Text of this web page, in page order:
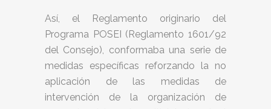
Así, el Reglamento originario del
Programa POSEI (Reglamento 1601/92
del Consejo), conformaba una serie de
medidas específicas reforzando la no
aplicación de las medidas de
intervención de la organización de